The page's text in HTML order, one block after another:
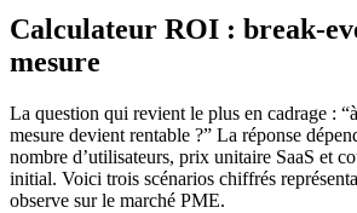
Calculateur ROI : break-
mesure
La question qui revient le plus en cadrage :
mesure devient rentable ?” La réponse
nombre d’utilisateurs, prix unitaire SaaS et
initial. Voici trois scénarios chiffrés
observe sur le marché PME.